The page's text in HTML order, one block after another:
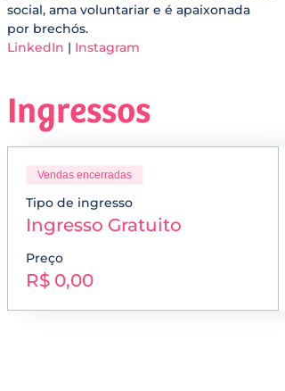
social, ama voluntariar e é apaixonada
por brechós.
LinkedIn | Instagram
Ingressos
Vendas encerradas
Tipo de ingresso
Ingresso Gratuito
Preço
R$ 0,00